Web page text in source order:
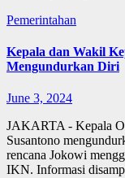
Pemerintahan
Kepala dan Wakil
Mengundurkan Diri
June 3, 2024
JAKARTA - Kepala
Susantono
rencana Jokowi
IKN. Informasi